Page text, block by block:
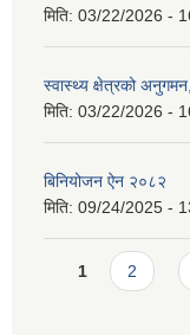
मिति: 03/22/2026 -
स्वास्थ्य क्षेत्रको
मिति: 03/22/2026 -
बिनियोजन ऐन २०८२
मिति: 09/24/2025 -
Pages
1 2